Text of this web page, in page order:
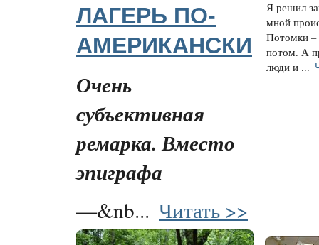
ЛАГЕРЬ ПО-
АМЕРИКАНСКИ
Очень
субъективная
ремарка. Вместо
эпиграфа
—&nb... Читать >>
Я решил
мной
Потомки –
потом. А
люди и ...